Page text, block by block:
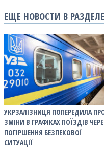
ЕЩЕ НОВОСТИ В
УКРЗАЛІЗНИЦЯ ПОПЕРЕДИЛА
ЗМІНИ В ГРАФІКАХ ПОЇЗДІВ
ПОГІРШЕННЯ БЕЗПЕКОВОЇ
СИТУАЦІЇ